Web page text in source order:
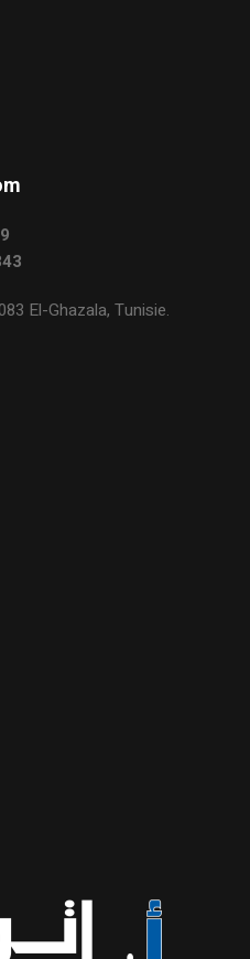
El-Ghazala, Tunisie.